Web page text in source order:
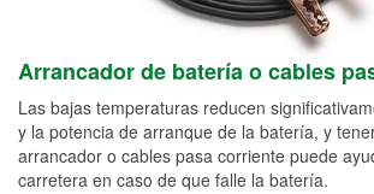
Arrancador de batería o cables
Las bajas temperaturas reducen
y la potencia de arranque de la batería, y
arrancador o cables pasa corriente puede
carretera en caso de que falle la batería.